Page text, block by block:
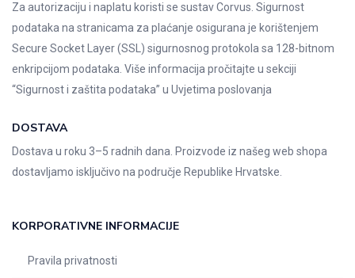
Za autorizaciju i naplatu koristi se sustav Corvus. Sigurnost
podataka na stranicama za plaćanje osigurana je korištenjem
Secure Socket Layer (SSL) sigurnosnog protokola sa 128-bitnom
enkripcijom podataka. Više informacija pročitajte u sekciji
“Sigurnost i zaštita podataka” u Uvjetima poslovanja
DOSTAVA
Dostava u roku 3–5 radnih dana. Proizvode iz našeg web shopa
dostavljamo isključivo na područje Republike Hrvatske.
KORPORATIVNE INFORMACIJE
Pravila privatnosti